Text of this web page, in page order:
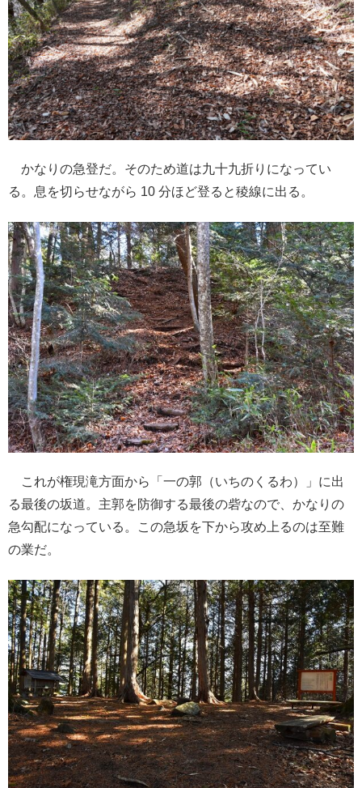
かなりの急登だ。そのため道は九十九折りになってい
る。息を切らせながら 10 分ほど登ると稜線に出る。
これが権現滝方面から「一の郭（いちのくるわ）」に出
る最後の坂道。主郭を防御する最後の砦なので、かなりの
急勾配になっている。この急坂を下から攻め上るのは至難
の業だ。